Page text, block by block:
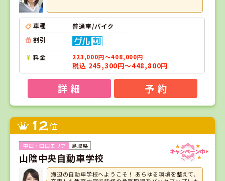
車種
普通車/バイク
割引
料金 223,000円～408,000円
税込 245,300円～448,800円
詳 細 予 約
12位
鳥取県
山陰中央自動車学校
海辺の自動車学校へようこそ！ あらゆる環境を整えて、